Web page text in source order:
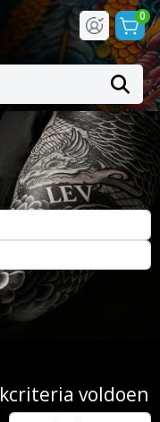
0
voldoen